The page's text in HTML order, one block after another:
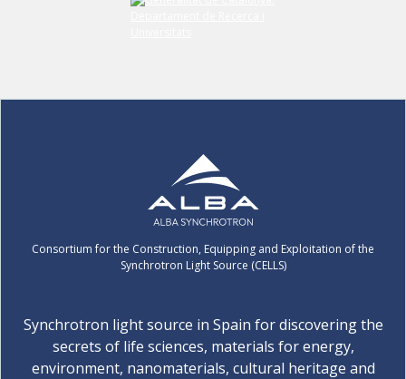
Consortium for the Construction, Equipping and Exploitation of the
Synchrotron Light Source (CELLS)
Synchrotron light source in Spain for discovering the
secrets of life sciences, materials for energy,
environment, nanomaterials, cultural heritage and